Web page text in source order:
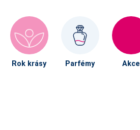
Rok krásy Parfémy Akce